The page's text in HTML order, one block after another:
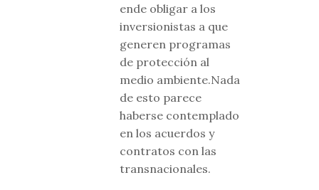
ende obligar a los
inversionistas a que
generen programas
de protección al
medio ambiente.Nada
de esto parece
haberse contemplado
en los acuerdos y
contratos con las
transnacionales.